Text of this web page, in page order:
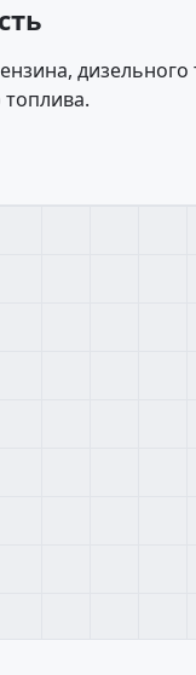
дизельного
топлива.